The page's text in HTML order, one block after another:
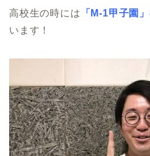
高校生の時には 「M-1甲子園
います！